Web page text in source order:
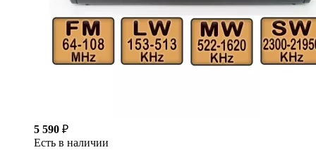
5 590 ₽
Есть в наличии